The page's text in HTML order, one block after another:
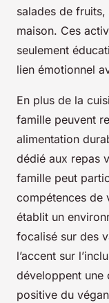
salades de
maison. Ces
seulement
lien émotionnel
En plus de la
famille peuvent
alimentation
dédié aux repas
famille peut
compétences de
établit un
focalisé sur des
l’accent sur
développent une
positive du